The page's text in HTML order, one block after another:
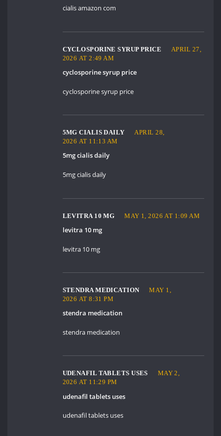
cialis amazon com
CYCLOSPORINE SYRUP PRICE
APRIL 27,
2026 AT 2:49 AM
cyclosporine syrup price
cyclosporine syrup price
5MG CIALIS DAILY
APRIL 28,
2026 AT 11:13 AM
5mg cialis daily
5mg cialis daily
LEVITRA 10 MG MAY 1, 2026 AT 1:09 AM
levitra 10 mg
levitra 10 mg
STENDRA MEDICATION
MAY 1,
2026 AT 8:31 PM
stendra medication
stendra medication
UDENAFIL TABLETS USES
MAY 2,
2026 AT 11:29 PM
udenafil tablets uses
udenafil tablets uses